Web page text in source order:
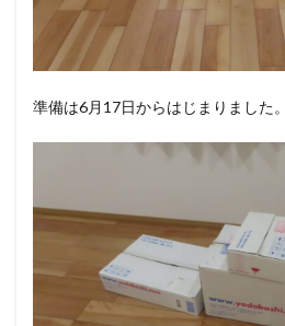
準備は6月17日からはじまりました。